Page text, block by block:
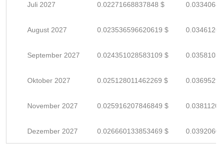
Juli 2027 0.02271668837848 $
August 2027 0.023536596620619 $
September 2027 0.024351028583109 $
Oktober 2027 0.025128011462269 $
November 2027 0.025916207846849 $
Dezember 2027 0.026660133853469 $